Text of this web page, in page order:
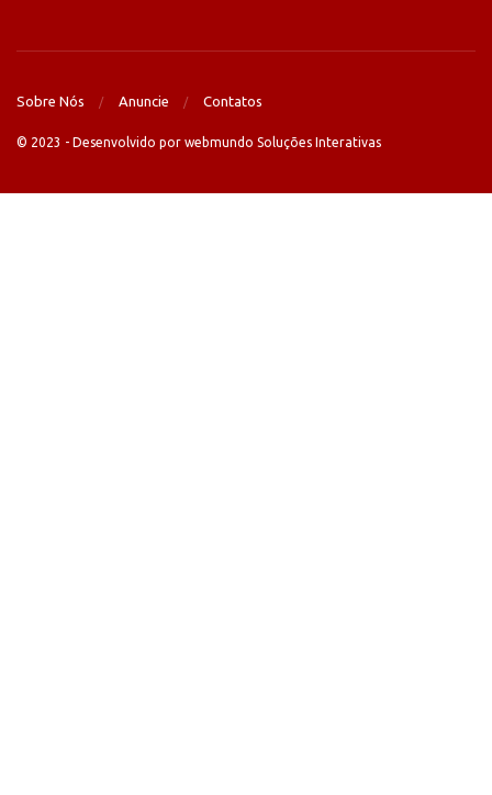
Sobre Nós Anuncie Contatos
© 2023 - Desenvolvido por webmundo Soluções Interativas